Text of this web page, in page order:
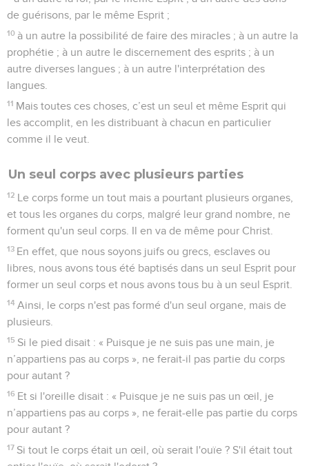
de guérisons, par le même Esprit ;
10 à un autre la possibilité de faire des miracles ; à un autre la
prophétie ; à un autre le discernement des esprits ; à un
autre diverses langues ; à un autre l'interprétation des
langues.
11 Mais toutes ces choses, c’est un seul et même Esprit qui
les accomplit, en les distribuant à chacun en particulier
comme il le veut.
Un seul corps avec plusieurs parties
12 Le corps forme un tout mais a pourtant plusieurs organes,
et tous les organes du corps, malgré leur grand nombre, ne
forment qu'un seul corps. Il en va de même pour Christ.
13 En effet, que nous soyons juifs ou grecs, esclaves ou
libres, nous avons tous été baptisés dans un seul Esprit pour
former un seul corps et nous avons tous bu à un seul Esprit.
14 Ainsi, le corps n'est pas formé d'un seul organe, mais de
plusieurs.
15 Si le pied disait : « Puisque je ne suis pas une main, je
n’appartiens pas au corps », ne ferait-il pas partie du corps
pour autant ?
16 Et si l'oreille disait : « Puisque je ne suis pas un œil, je
n’appartiens pas au corps », ne ferait-elle pas partie du corps
pour autant ?
17 Si tout le corps était un œil, où serait l'ouïe ? S'il était tout